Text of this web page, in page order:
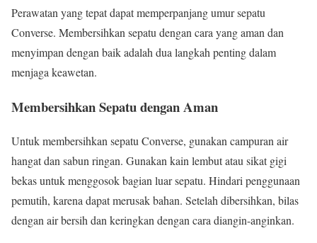
Perawatan yang tepat dapat memperpanjang umur sepatu
Converse. Membersihkan sepatu dengan cara yang aman dan
menyimpan dengan baik adalah dua langkah penting dalam
menjaga keawetan.
Membersihkan Sepatu dengan Aman
Untuk membersihkan sepatu Converse, gunakan campuran air
hangat dan sabun ringan. Gunakan kain lembut atau sikat gigi
bekas untuk menggosok bagian luar sepatu. Hindari penggunaan
pemutih, karena dapat merusak bahan. Setelah dibersihkan, bilas
dengan air bersih dan keringkan dengan cara diangin-anginkan.